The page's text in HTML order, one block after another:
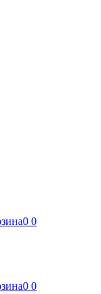
0 0
0 0